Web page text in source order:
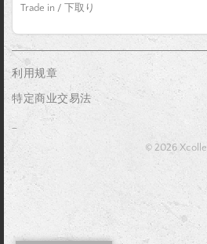
Trade in / 下取り
利用规章
特定商业交易法
_
© 2026 Xcolle